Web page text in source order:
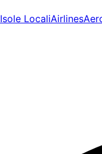
Isole LocaliAirlines